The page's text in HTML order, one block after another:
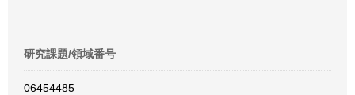
研究課題/領域番号
06454485